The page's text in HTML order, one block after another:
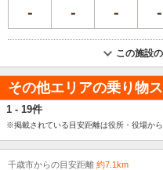
この施設
その他エリアの乗り物
1 - 19件
※掲載されている目安距離は役所・役場から
千歳市からの目安距離 約7.1km